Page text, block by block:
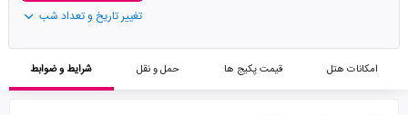
تغییر تاریخ و تعداد شب
امکانات هتل قیمت پکیج ها حمل و نقل شرایط و ضوابط